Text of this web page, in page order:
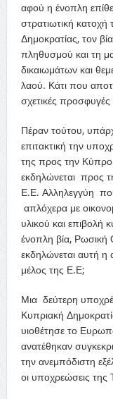
αφού η ένοπλη
στρατιωτική
Δημοκρατίας, τον
πληθυσμού και τη
δικαιωμάτων και
λαού. Κάτι που
σχετικές
Πέραν τούτου,
επιτακτική την
της προς την
εκδηλώνεται προς
Ε.Ε. Αλληλεγγύη
απλόχερα με
υλικού και
ένοπλη βία, Ρωσική
εκδηλώνεται αυτή
μέλος της Ε.Ε;
Μια δεύτερη
Κυπριακή
υιοθέτησε το
ανατέθηκαν
την ανεμπόδιστη
οι υποχρεώσεις της